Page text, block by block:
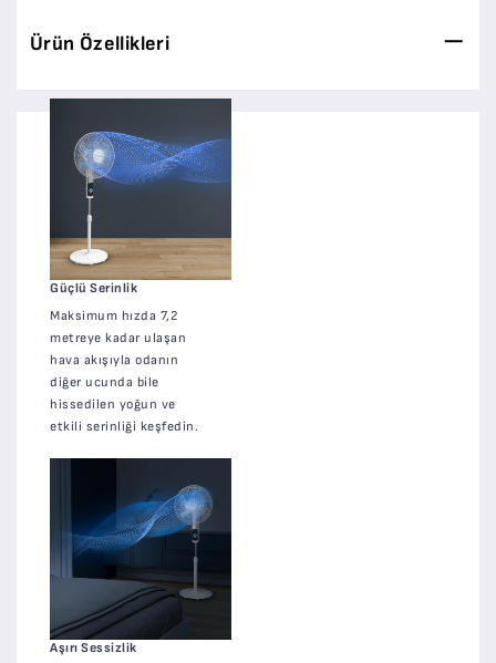
Ürün Özellikleri
Güçlü Serinlik
Maksimum hızda 7,2
metreye kadar ulaşan
hava akışıyla odanın
diğer ucunda bile
hissedilen yoğun ve
etkili serinliği keşfedin.
Aşırı Sessizlik